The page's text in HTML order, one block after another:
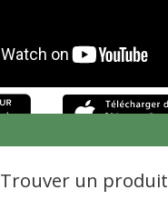
Trouver un produit